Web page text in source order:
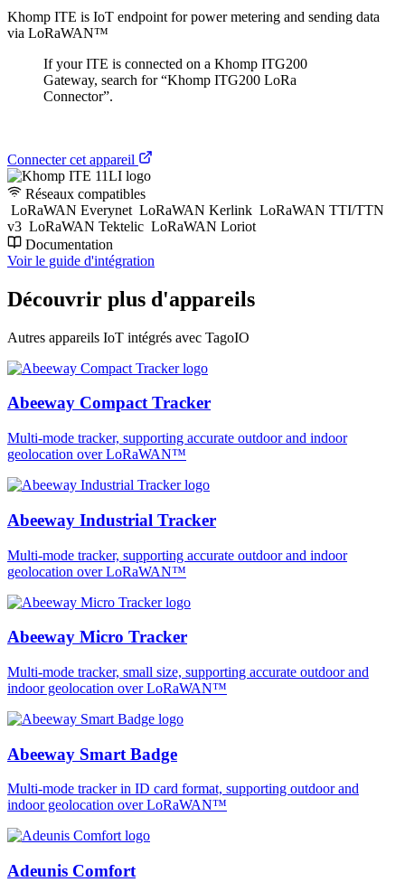
Khomp ITE is IoT endpoint for power metering and sending data
via LoRaWAN™
If your ITE is connected on a Khomp ITG200
Gateway, search for “Khomp ITG200 LoRa
Connector”.
Connecter cet appareil
Réseaux compatibles
LoRaWAN Everynet LoRaWAN Kerlink LoRaWAN TTI/TTN
v3 LoRaWAN Tektelic LoRaWAN Loriot
Documentation
Voir le guide d'intégration
Découvrir plus d'appareils
Autres appareils IoT intégrés avec TagoIO
Abeeway Compact Tracker
Multi-mode tracker, supporting accurate outdoor and indoor
geolocation over LoRaWAN™
Abeeway Industrial Tracker
Multi-mode tracker, supporting accurate outdoor and indoor
geolocation over LoRaWAN™
Abeeway Micro Tracker
Multi-mode tracker, small size, supporting accurate outdoor and
indoor geolocation over LoRaWAN™
Abeeway Smart Badge
Multi-mode tracker in ID card format, supporting outdoor and
indoor geolocation over LoRaWAN™
Adeunis Comfort